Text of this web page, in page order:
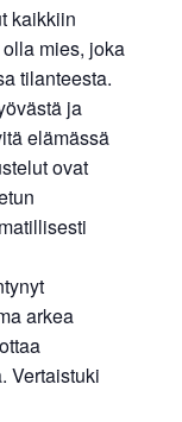
kaikkiin
mies, joka
tilanteesta.
ja
elämässä
ovat
arkea
Vertaistuki